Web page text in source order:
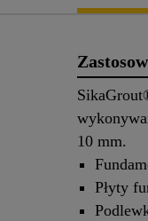
10 mm.
Płyty